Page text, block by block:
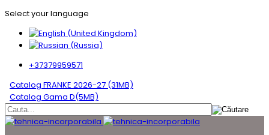
Select your language
+37379959571
Catalog FRANKE 2026-27 (31MB)
Catalog Gama D(5MB)